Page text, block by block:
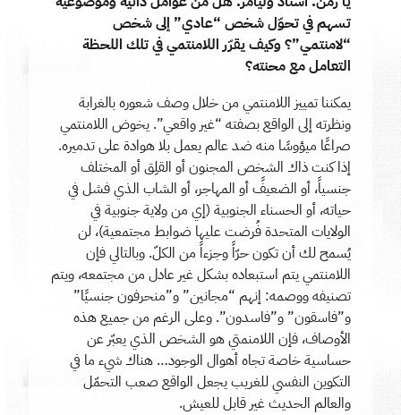
تسهم في تحوّل شخص “عادي” إلى شخص
“لامنتمي”؟ وكيف يقرّر اللامنتمي في تلك اللحظة
التعامل مع محنته؟
يمكننا تمييز اللامنتمي من خلال وصف شعوره بالغرابة
ونظرته إلى الواقع بصفته “غير واقعي”. يخوض اللامنتمي
صراعًا ميؤوسًا منه ضد عالم يعمل بلا هوادة على تدميره.
إذا كنت ذاك الشخص المجنون أو القلِق أو المختلف
جنسياً، أو الضعيفً أو المهاجر، أو الشاب الذي فشل في
حياته، أو الحسناء الجنوبية (إي من ولاية جنوبية في
الولايات المتحدة فُرضت عليها ضوابط مجتمعية)، لن
يُسمح لك أن تكون حرّاً وجزءاً من الكلّ. وبالتالي فإن
اللامنتمي يتم استبعاده بشكل غير عادل من مجتمعه، ويتم
تصنيفه ووصمه: إنهم “مجانين” و”منحرفون جنسيًا”
و”فاسقون” و”فاسدون”. وعلى الرغم من جميع هذه
الأوصاف، فإن اللامنمتي هو الشخص الذي يعبّر عن
حساسية خاصة تجاه أهوال الوجود… هناك شيء ما في
التكوين النفسي للغريب يجعل الواقع صعب التحمّل
والعالم الحديث غير قابل للعيش.